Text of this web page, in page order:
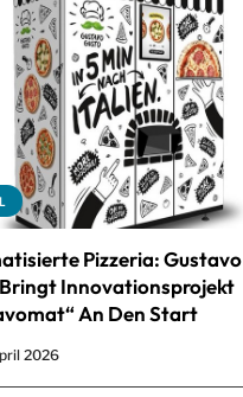
Pizzeria: Gustavo
Innovationsprojekt
An Den Start
2026